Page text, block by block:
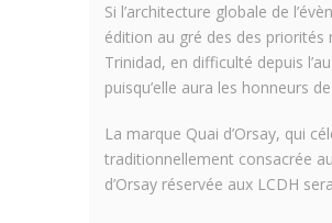
Si l’architecture globale de
édition au gré des des priorités
Trinidad, en difficulté depuis
puisqu’elle aura les honneurs
La marque Quai d’Orsay, qui
traditionnellement consacrée
d’Orsay réservée aux LCDH